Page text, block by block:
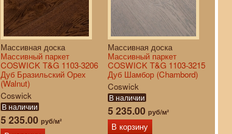
Массивная доска
Массивный паркет
COSWICK T&G 1103-3206
Дуб Бразильский Орех
(Walnut)
Coswick
В наличии
5 235.00 руб/м²
Массивная доска
Массивный паркет
COSWICK T&G 1103-3215
Дуб Шамбор (Chambord)
Coswick
В наличии
5 235.00 руб/м²
В корзину